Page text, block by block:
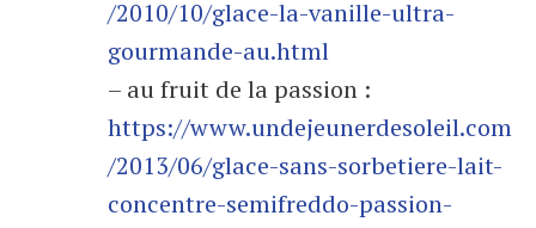
/2010/10/glace-la-vanille-ultra-
gourmande-au.html
– au fruit de la passion :
https://www.undejeunerdesoleil.com
/2013/06/glace-sans-sorbetiere-lait-
concentre-semifreddo-passion-